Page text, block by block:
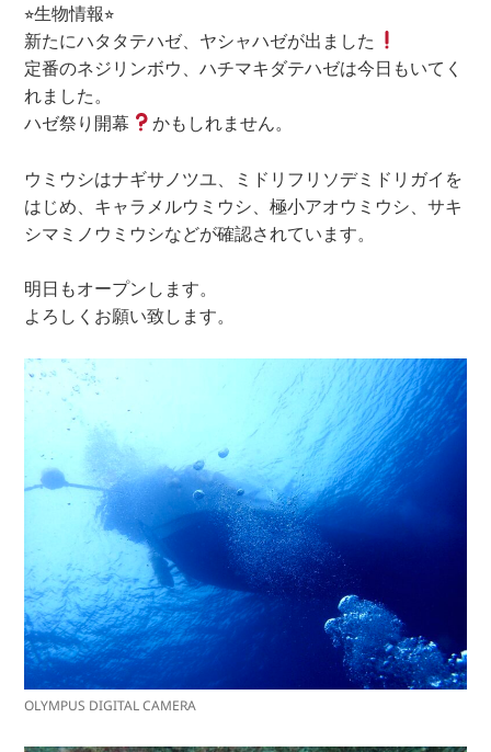
⭐︎生物情報⭐︎
新たにハタタテハゼ、ヤシャハゼが出ました
定番のネジリンボウ、ハチマキダテハゼは今日もいてく
れました。
ハゼ祭り開幕
かもしれません。
ウミウシはナギサノツユ、ミドリフリソデミドリガイを
はじめ、キャラメルウミウシ、極小アオウミウシ、サキ
シマミノウミウシなどが確認されています。
明日もオープンします。
よろしくお願い致します。
OLYMPUS DIGITAL CAMERA